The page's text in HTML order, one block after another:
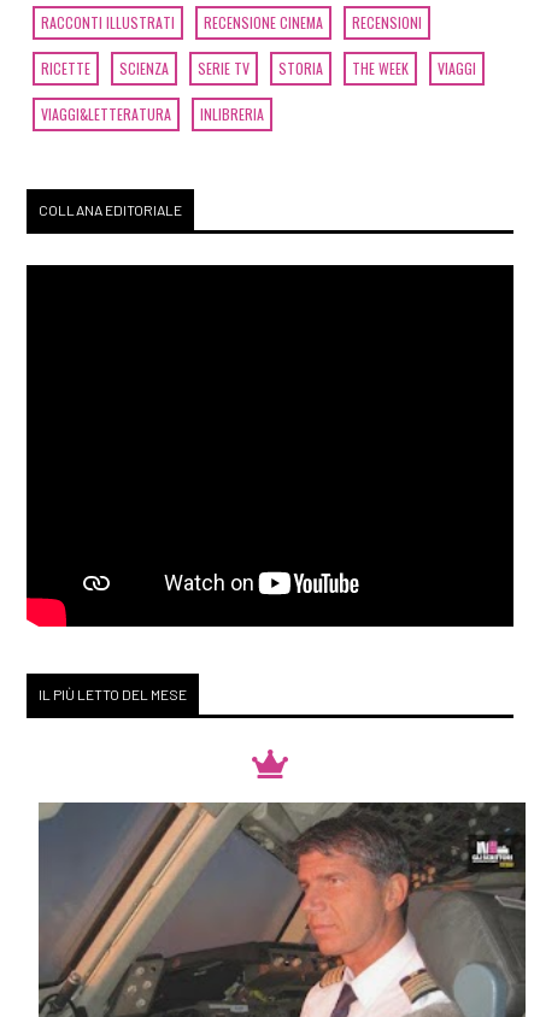
RACCONTI ILLUSTRATI RECENSIONE CINEMA RECENSIONI
RICETTE SCIENZA SERIE TV STORIA THE WEEK VIAGGI
VIAGGI&LETTERATURA INLIBRERIA
COLLANA EDITORIALE
IL PIÙ LETTO DEL MESE